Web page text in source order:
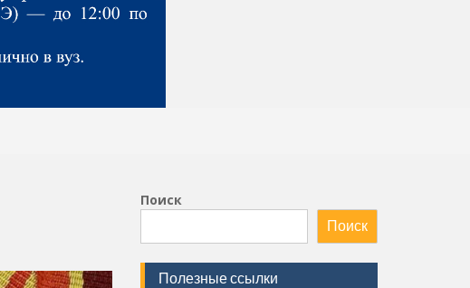
Поиск
Поиск
Полезные ссылки